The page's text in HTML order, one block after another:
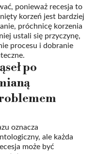
ponieważ recesja to
korzeń jest bardziej
próchnicę korzenia
ustali się przyczynę,
procesu i dobranie
po
oznacza
ale każda
może być